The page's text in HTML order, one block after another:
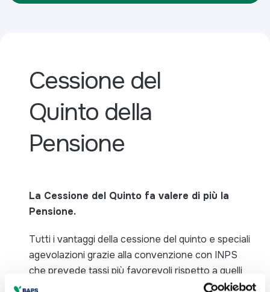
Cessione del
Quinto della
Pensione
La Cessione del Quinto fa valere di più la
Pensione.
Tutti i vantaggi della cessione del quinto e speciali
agevolazioni grazie alla convenzione con INPS
che prevede tassi più favorevoli rispetto a quelli
di mercato e particolari tutele per i pensionati. In